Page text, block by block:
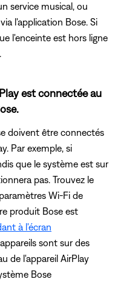
service musical, ou
l'application Bose. Si
l'enceinte est hors ligne
est connectée au
doivent être connectés
Par exemple, si
que le système est sur
pas. Trouvez le
Wi-Fi de
produit Bose est
à l'écran
sont sur des
de l'appareil AirPlay
Bose